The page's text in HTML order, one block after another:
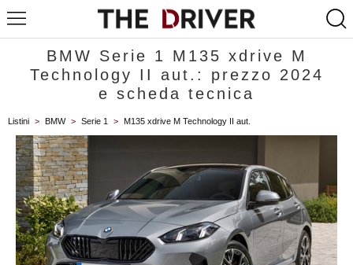
BMW Serie 1 M135 xdrive M
Technology II aut.: prezzo 2024
e scheda tecnica
Listini > BMW > Serie 1 > M135 xdrive M Technology II aut.